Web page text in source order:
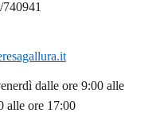
dalle ore 9:00 alle
alle ore 17:00